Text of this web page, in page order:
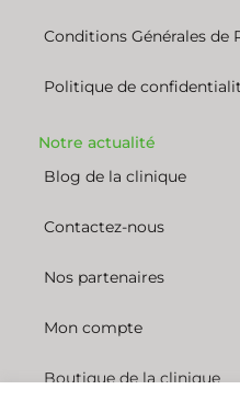
Conditions Générales de
Politique de
Notre actualité
Blog de la clinique
Contactez-nous
Nos partenaires
Mon compte
Boutique de la clinique